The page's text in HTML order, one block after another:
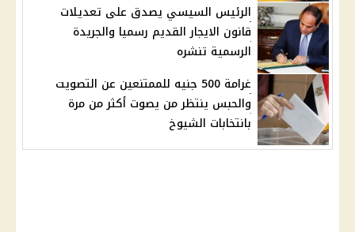
الرئيس السيسي يصدق على تعديلات
قانون الايجار القديم رسميا والجريدة
الرسمية تنشره
غرامة 500 جنيه للممتنعين عن التصويت
والحبس ينتظر من يصوت أكثر من مرة
بانتخابات الشيوخ